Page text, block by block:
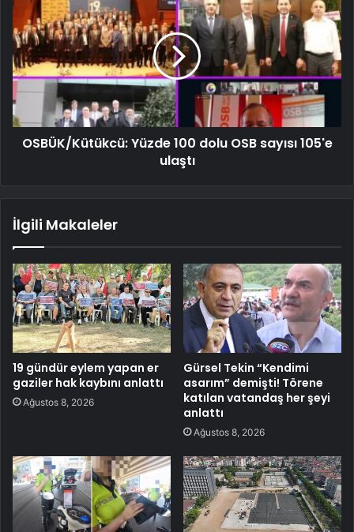
OSBÜK/Kütükcü: Yüzde 100 dolu OSB sayısı 105'e
ulaştı
İlgili Makaleler
19 gündür eylem yapan er
gaziler hak kaybını anlattı
Ağustos 8, 2026
Gürsel Tekin “Kendimi
asarım” demişti! Törene
katılan vatandaş her şeyi
anlattı
Ağustos 8, 2026